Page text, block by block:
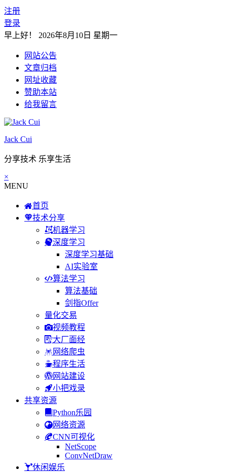
注册
登录
早上好！ 2026年8月10日 星期一
网站公告
文章归档
网址收藏
赞助本站
给我留言
Jack Cui
分享技术 乐享生活
×
MENU
首页
技术分享
机器学习
深度学习
深度学习基础
AI实验室
算法学习
算法基础
剑指Offer
量化交易
视频教程
大厂面经
网络爬虫
程序生活
网站建设
小把戏录
共享资源
Python乐园
网络资源
CNN可视化
NetScope
ConvNetDraw
休闲娱乐